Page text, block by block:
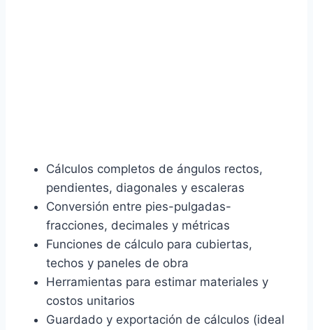
Cálculos completos de ángulos rectos,
pendientes, diagonales y escaleras
Conversión entre pies-pulgadas-
fracciones, decimales y métricas
Funciones de cálculo para cubiertas,
techos y paneles de obra
Herramientas para estimar materiales y
costos unitarios
Guardado y exportación de cálculos (ideal